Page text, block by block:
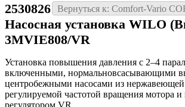
Вернуться к: Comfort-Vario
2530826
Насосная установка WILO
3MVIE808/VR
Установка повышения давления с 2–4
включенными, нормальновсасывающими
центробежными насосами из нержавеющей
регулируемой частотой вращения мотора
регулятором VR